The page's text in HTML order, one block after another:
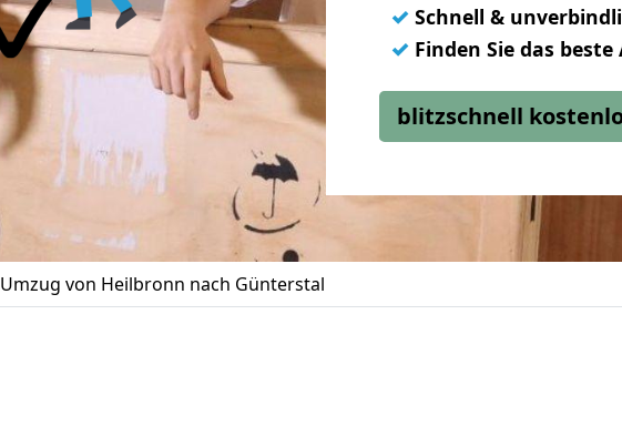
✓ Schnell &
✓ Finden Sie das
blitzschnell
Umzug von Heilbronn nach Günterstal